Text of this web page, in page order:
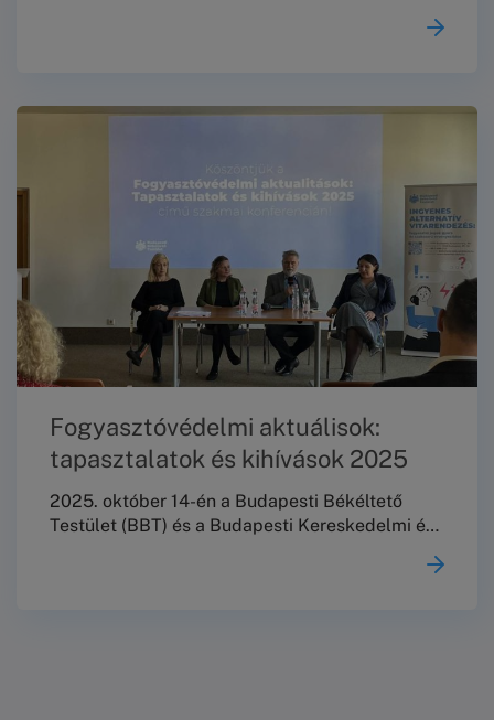
december 4-én a Budapesti Békéltető Testület
Fogyasztóvédelmi aktuálisok:
tapasztalatok és kihívások 2025
2025. október 14-én a Budapesti Békéltető
Testület (BBT) és a Budapesti Kereskedelmi és